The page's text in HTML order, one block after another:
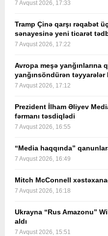
7 Avqust 2026, 17:33
Tramp Çinə qarşı rəqabət
sənayesinə yeni ticarət
7 Avqust 2026, 17:22
Avropa meşə yanğınlarına
yanğınsöndürən təyyarələr
7 Avqust 2026, 17:12
Prezident İlham Əliyev
fərmanı təsdiqlədi
7 Avqust 2026, 16:55
“Media haqqında”
7 Avqust 2026, 16:49
Mitch McConnell
7 Avqust 2026, 16:18
Ukrayna “Rus Amazonu”
aldı
7 Avqust 2026, 15:51